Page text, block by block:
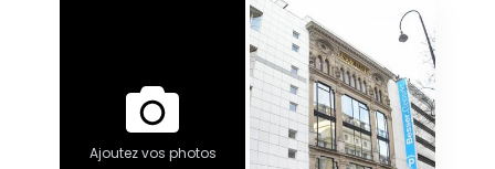
Ajoutez vos photos